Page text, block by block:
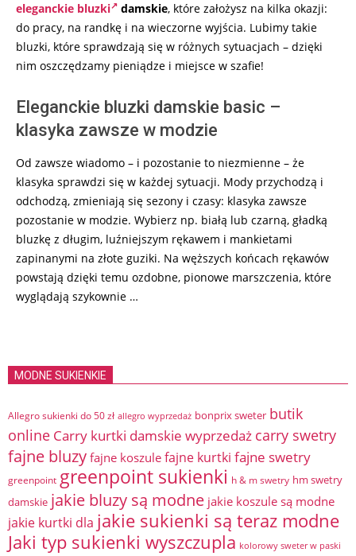
eleganckie bluzki
damskie, które założysz na kilka okazji:
do pracy, na randkę i na wieczorne wyjścia. Lubimy takie
bluzki, które sprawdzają się w różnych sytuacjach – dzięki
nim oszczędzamy pieniądze i miejsce w szafie!
Eleganckie bluzki damskie basic –
klasyka zawsze w modzie
Od zawsze wiadomo – i pozostanie to niezmienne – że
klasyka sprawdzi się w każdej sytuacji. Mody przychodzą i
odchodzą, zmieniają się sezony i czasy: klasyka zawsze
pozostanie w modzie. Wybierz np. białą lub czarną, gładką
bluzkę z długim, luźniejszym rękawem i mankietami
zapinanymi na złote guziki. Na węższych końcach rękawów
powstają dzięki temu ozdobne, pionowe marszczenia, które
wyglądają szykownie …
MODNE SUKIENKIE
Allegro sukienki do 50 zł allegro wyprzedaż bonprix sweter butik
online Carry kurtki damskie wyprzedaż carry swetry
fajne bluzy fajne koszule fajne kurtki fajne swetry
greenpoint greenpoint sukienki h & m swetry hm swetry
damskie jakie bluzy są modne jakie koszule są modne
jakie kurtki dla jakie sukienki są teraz modne
Jaki typ sukienki wyszczupla kolorowy sweter w paski